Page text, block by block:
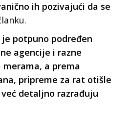
ih pozivajući da se
potpuno podređen
agencije i razne
a prema
pripreme za rat otišle
detaljno razrađuju